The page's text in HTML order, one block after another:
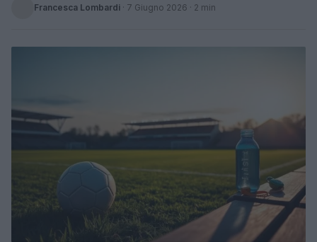
Francesca Lombardi · 7 Giugno 2026 · 2 min